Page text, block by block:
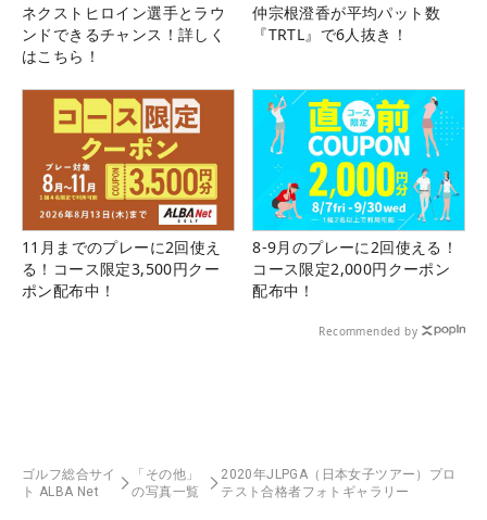
ネクストヒロイン選手とラウ
ンドできるチャンス！詳しく
はこちら！
仲宗根澄香が平均パット数
『TRTL』で6人抜き！
11月までのプレーに2回使え
る！コース限定3,500円クー
ポン配布中！
8-9月のプレーに2回使える！
コース限定2,000円クーポン
配布中！
Recommended by
ゴルフ総合サイ
ト ALBA Net
「その他」
の写真一覧
2020年JLPGA（日本女子ツアー）プロ
テスト合格者フォトギャラリー